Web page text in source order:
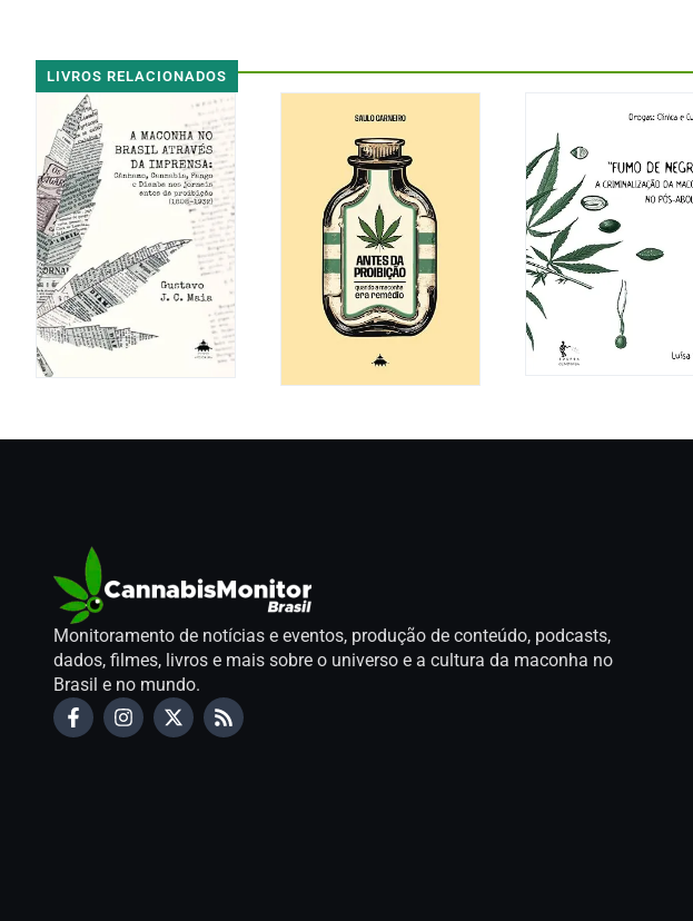
LIVROS RELACIONADOS
Monitoramento de notícias e eventos, produção de conteúdo, podcasts,
dados, filmes, livros e mais sobre o universo e a cultura da maconha no
Brasil e no mundo.